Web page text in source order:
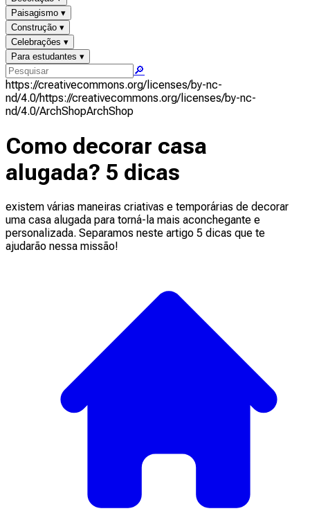
Paisagismo ▾
Construção ▾
Celebrações ▾
Para estudantes ▾
🔎
https://creativecommons.org/licenses/by-nc-
nd/4.0/https://creativecommons.org/licenses/by-nc-
nd/4.0/ArchShopArchShop
Como decorar casa
alugada? 5 dicas
existem várias maneiras criativas e temporárias de decorar
uma casa alugada para torná-la mais aconchegante e
personalizada. Separamos neste artigo 5 dicas que te
ajudarão nessa missão!